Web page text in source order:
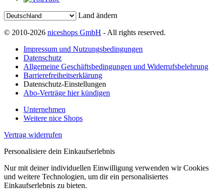
Land ändern
© 2010-2026 niceshops GmbH - All rights reserved.
Impressum und Nutzungsbedingungen
Datenschutz
Allgemeine Geschäftsbedingungen und Widerrufsbelehrung
Barrierefreiheitserklärung
Datenschutz-Einstellungen
Abo-Verträge hier kündigen
Unternehmen
Weitere nice Shops
Vertrag widerrufen
Personalisiere dein Einkaufserlebnis
Nur mit deiner individuellen Einwilligung verwenden wir Cookies
und weitere Technologien, um dir ein personalisiertes
Einkaufserlebnis zu bieten.